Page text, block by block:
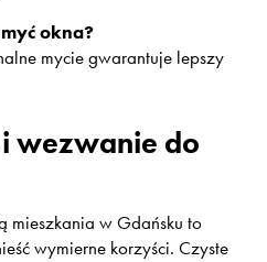
okna?
mycie gwarantuje lepszy
wezwanie do
mieszkania w Gdańsku to
wymierne korzyści. Czyste